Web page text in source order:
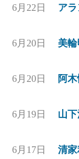
6月22日 ア
6月20日 美
6月20日 阿
6月19日 山
6月17日 清